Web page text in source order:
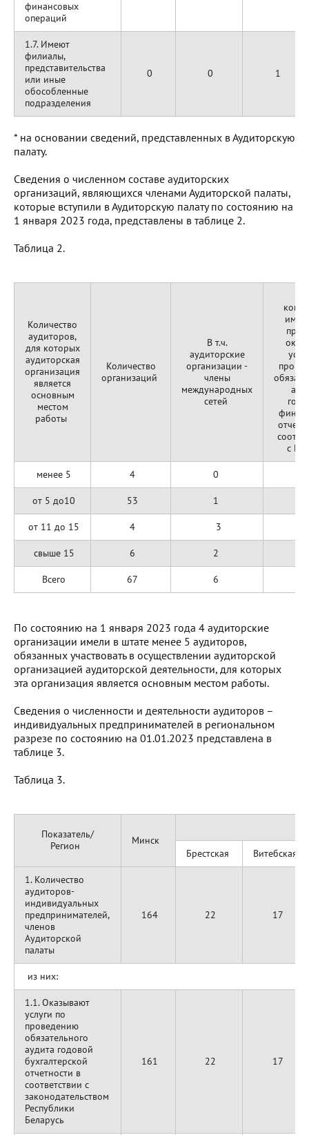
финансовых
операций
1.7. Имеют
филиалы,
представительства
или иные
обособленные
подразделения
0 0 1
* на основании сведений, представленных в Аудиторскую
палату.
Сведения о численном составе аудиторских
организаций, являющихся членами Аудиторской палаты,
которые вступили в Аудиторскую палату по состоянию на
1 января 2023 года, представлены в таблице 2.
Таблица 2.
Количество
аудиторов,
для которых
аудиторская
организация
является
основным
местом
работы
Количество
организаций
В т.ч.
аудиторские
организации -
члены
международных
сетей
с
менее 5 4 0
от 5 до10 53 1
от 11 до 15 4 3
свыше 15 6 2
Всего 67 6
По состоянию на 1 января 2023 года 4 аудиторские
организации имели в штате менее 5 аудиторов,
обязанных участвовать в осуществлении аудиторской
организацией аудиторской деятельности, для которых
эта организация является основным местом работы.
Сведения о численности и деятельности аудиторов –
индивидуальных предпринимателей в региональном
разрезе по состоянию на 01.01.2023 представлена в
таблице 3.
Таблица 3.
Показатель/
Регион
Минск
Брестская
Витебская
1. Количество
аудиторов-
индивидуальных
предпринимателей,
членов
Аудиторской
палаты
164 22 17
из них:
1.1. Оказывают
услуги по
проведению
обязательного
аудита годовой
бухгалтерской
отчетности в
соответствии с
законодательством
Республики
Беларусь
161 22 17